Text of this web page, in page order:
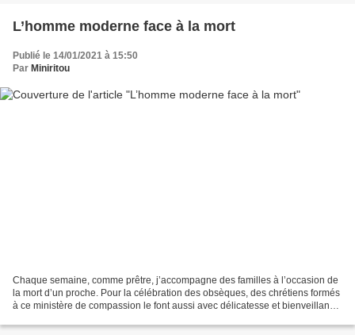
L’homme moderne face à la mort
Publié le 14/01/2021 à 15:50
Par Miniritou
Chaque semaine, comme prêtre, j’accompagne des familles à l’occasion de
la mort d’un proche. Pour la célébration des obsèques, des chrétiens formés
à ce ministère de compassion le font aussi avec délicatesse et bienveillance.